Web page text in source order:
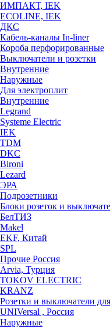
ИМПАКТ, IEK
ECOLINE, IEK
ДКС
Кабель-каналы In-liner
Короба перфорированные
Выключатели и розетки
Внутренние
Наружные
Для электроплит
Внутренние
Legrand
Systeme Electric
IEK
TDM
DKC
Bironi
Lezard
ЭРА
Подрозетники
Блоки розеток и
БелТИЗ
Makel
EKF, Китай
SPL
Прочие Россия
Arvia, Турция
TOKOV ELECTRIC
KRANZ
Розетки и выключатели
UNIVersal , Россия
Наружные